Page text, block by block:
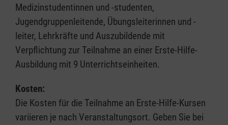
Medizinstudentinnen und -studenten,
Jugendgruppenleitende, Übungsleiterinnen und -
leiter, Lehrkräfte und Auszubildende mit
Verpflichtung zur Teilnahme an einer Erste-Hilfe-
Ausbildung mit 9 Unterrichtseinheiten.
Kosten:
Die Kosten für die Teilnahme an Erste-Hilfe-Kursen
variieren je nach Veranstaltungsort. Geben Sie bei